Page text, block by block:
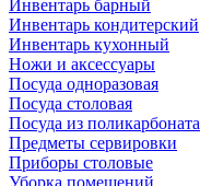
Инвентарь барный
Инвентарь кондитерский
Инвентарь кухонный
Ножи и аксессуары
Посуда одноразовая
Посуда столовая
Посуда из поликарбоната
Предметы сервировки
Приборы столовые
Уборка помещений